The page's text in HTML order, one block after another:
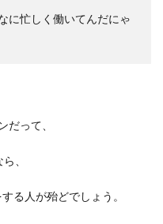
に忙しく働いてんだにゃ
だって、
、
る人が殆どでしょう。